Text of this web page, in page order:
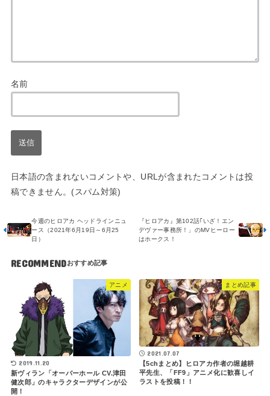
名前
日本語の含まれないコメントや、URLが含まれたコメントは投
稿できません。(スパム対策)
『ヒロアカ』第102話｢いざ！エン
デヴァー事務所！」のMVヒーロー
はホークス！
今週のヒロアカ ヘッドラインニュ
ース（2021年6月19日～6月25
日）
RECOMMEND
アニメ
2019.11.20
新ヴィラン「オーバーホール CV.津田
健次郎」のキャラクターデザインが公
開！
まとめ記事
2021.07.07
【5chまとめ】ヒロアカ作者の堀越耕
平先生、「FF9」アニメ化に歓喜しイ
ラストを投稿！！